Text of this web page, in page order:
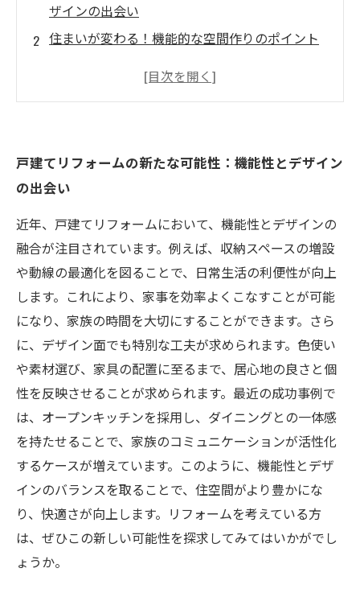
ザインの出会い
住まいが変わる！機能的な空間作りのポイント
心地よい暮らしを実現するデザインの力
理想の住まいに近づくためのステップアップ
戸建てリフォームの成功事例から学ぶ、心地よ
い空間作り
戸建てリフォームの新たな可能性：機能性とデザイン
の出会い
近年、戸建てリフォームにおいて、機能性とデザインの
融合が注目されています。例えば、収納スペースの増設
や動線の最適化を図ることで、日常生活の利便性が向上
します。これにより、家事を効率よくこなすことが可能
になり、家族の時間を大切にすることができます。さら
に、デザイン面でも特別な工夫が求められます。色使い
や素材選び、家具の配置に至るまで、居心地の良さと個
性を反映させることが求められます。最近の成功事例で
は、オープンキッチンを採用し、ダイニングとの一体感
を持たせることで、家族のコミュニケーションが活性化
するケースが増えています。このように、機能性とデザ
インのバランスを取ることで、住空間がより豊かにな
り、快適さが向上します。リフォームを考えている方
は、ぜひこの新しい可能性を探求してみてはいかがでし
ょうか。